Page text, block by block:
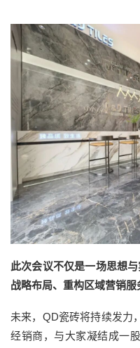
此次会议不仅是一场思想
战略布局、重构区域营销服
未来，QD瓷砖将持续发力
经销商，与大家凝结成一